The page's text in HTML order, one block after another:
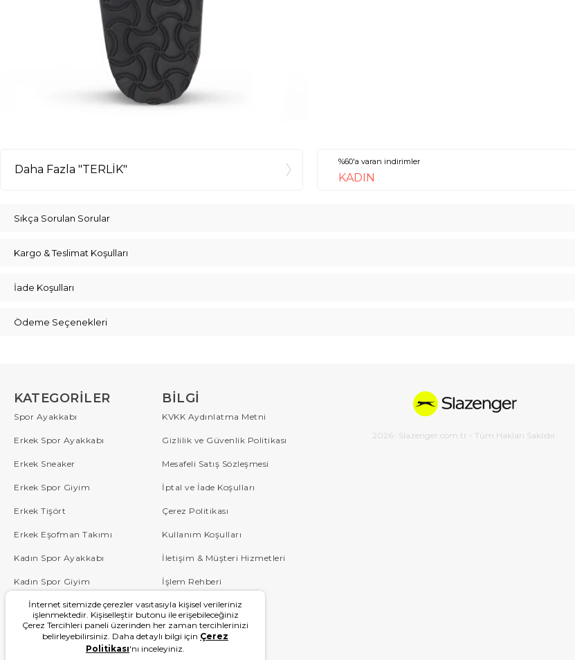
Daha Fazla "TERLİK"
%60'a varan indirimler
KADIN
Sıkça Sorulan Sorular
Kargo & Teslimat Koşulları
İade Koşulları
Ödeme Seçenekleri
KATEGORILER
Spor Ayakkabı
Erkek Spor Ayakkabı
Erkek Sneaker
Erkek Spor Giyim
Erkek Tişört
Erkek Eşofman Takımı
Kadın Spor Ayakkabı
Kadın Spor Giyim
Çocuk
Blog
BILGI
KVKK Aydınlatma Metni
Gizlilik ve Güvenlik Politikası
Mesafeli Satış Sözleşmesi
İptal ve İade Koşulları
Çerez Politikası
Kullanım Koşulları
İletişim & Müşteri Hizmetleri
İşlem Rehberi
Sipariş Takip
Sıkça Sorulan Sorular
Kampanyalar
2026- Slazenger.com.tr - Tüm Hakları Saklıdır.
İnternet sitemizde çerezler vasıtasıyla kişisel verileriniz
işlenmektedir. Kişiselleştir butonu ile erişebileceğiniz
Çerez Tercihleri paneli üzerinden her zaman tercihlerinizi
belirleyebilirsiniz. Daha detaylı bilgi için Çerez
Politikası'nı inceleyiniz.